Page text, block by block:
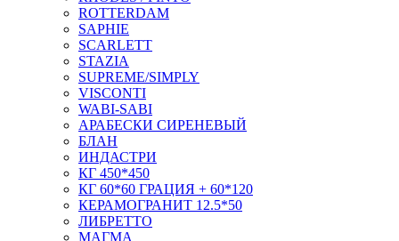
ROTTERDAM
SAPHIE
SCARLETT
STAZIA
SUPREME/SIMPLY
VISCONTI
WABI-SABI
АРАБЕСКИ СИРЕНЕВЫЙ
БЛАН
ИНДАСТРИ
КГ 450*450
КГ 60*60 ГРАЦИЯ + 60*120
КЕРАМОГРАНИТ 12.5*50
ЛИБРЕТТО
МАГМА